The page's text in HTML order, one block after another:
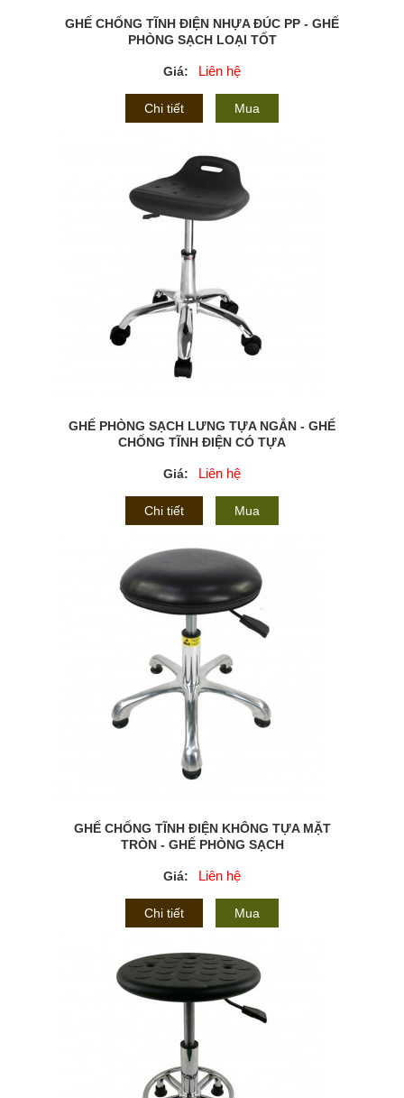
GHẾ CHỐNG TĨNH ĐIỆN NHỰA ĐÚC PP - GHẾ
PHÒNG SẠCH LOẠI TỐT
Giá: Liên hệ
Chi tiết Mua
GHẾ PHÒNG SẠCH LƯNG TỰA NGẮN - GHẾ
CHỐNG TĨNH ĐIỆN CÓ TỰA
Giá: Liên hệ
Chi tiết Mua
GHẾ CHỐNG TĨNH ĐIỆN KHÔNG TỰA MẶT
TRÒN - GHẾ PHÒNG SẠCH
Giá: Liên hệ
Chi tiết Mua